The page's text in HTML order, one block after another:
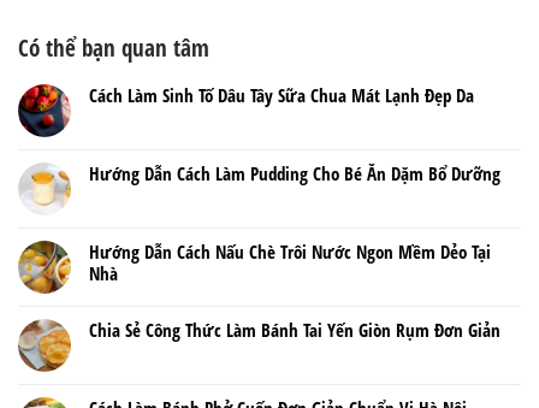
Có thể bạn quan tâm
Cách Làm Sinh Tố Dâu Tây Sữa Chua Mát Lạnh Đẹp Da
Hướng Dẫn Cách Làm Pudding Cho Bé Ăn Dặm Bổ Dưỡng
Hướng Dẫn Cách Nấu Chè Trôi Nước Ngon Mềm Dẻo Tại
Nhà
Chia Sẻ Công Thức Làm Bánh Tai Yến Giòn Rụm Đơn Giản